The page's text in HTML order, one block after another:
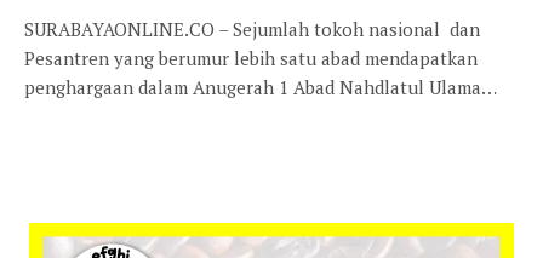
SURABAYAONLINE.CO – Sejumlah tokoh nasional dan
Pesantren yang berumur lebih satu abad mendapatkan
penghargaan dalam Anugerah 1 Abad Nahdlatul Ulama…